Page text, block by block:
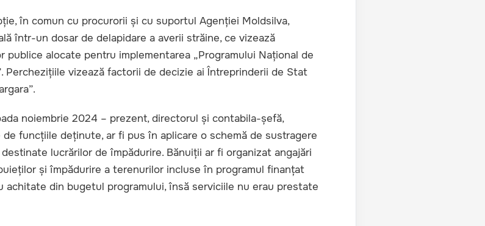
în comun cu procurorii și cu suportul Agenției Moldsilva,
într-un dosar de delapidare a averii străine, ce vizează
publice alocate pentru implementarea „Programului Național de
Perchezițiile vizează factorii de decizie ai Întreprinderii de Stat
noiembrie 2024 – prezent, directorul și contabila-șefă,
funcțiile deținute, ar fi pus în aplicare o schemă de sustragere
lucrărilor de împădurire. Bănuiții ar fi organizat angajări
și împădurire a terenurilor incluse în programul finanțat
achitate din bugetul programului, însă serviciile nu erau prestate